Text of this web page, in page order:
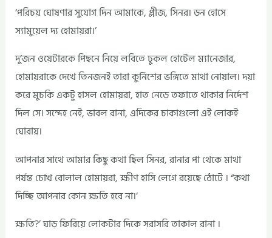
‘পরিচয় ঘোষণার সুযোগ দিন আমাকে, প্লীজ, সিনর। ডন হোসে
স্যামুয়েল দ্য হোমায়রা।’
দু’জন ওয়েটারকে পিছনে নিয়ে লবিতে ঢুকল হোটেল ম্যানেজার,
হোমায়রাকে দেখে তিনজনই তারা কুর্নিশের ভঙ্গিতে মাথা নোয়াল। দয়া
করে মুচকি একটু হাসল হোমায়রা, হাত নেড়ে তফাতে থাকার নির্দেশ
দিল সে। সন্দেহ নেই, ভাবল রানা, এদিকের চাকাগুলো এই লোকই
ঘোরায়।
আপনার সাথে আমার কিছু কথা ছিল সিনর, রানার পা থেকে মাথা
পর্যন্ত চোখ বোলাল হোমায়রা, ক্ষীণ হাসি লেগে রয়েছে ঠোটে । “কথা
দিচ্ছি আপনার কোন ক্ষতি হবে না।’
ক্ষতি?’ ঘাড় ফিরিয়ে লোকটার দিকে সরাসরি তাকাল রানা ।